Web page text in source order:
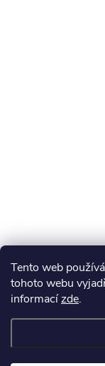
Tento web
tohoto webu
informacízde.